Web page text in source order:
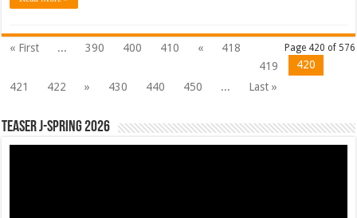
Page 420 of 576
« First ... 390 400 410 «
418
419
420
421
422 » 430 440 450 ... Last »
Teaser J-Spring 2026